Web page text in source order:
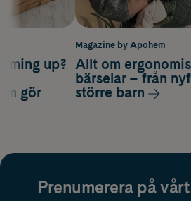
up?
gör
Magazine by Apohem
Allt om
bärselar – från
större barn
Prenumerera på